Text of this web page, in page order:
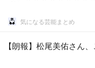
気になる芸能まとめ
【朗報】松尾美佑さん